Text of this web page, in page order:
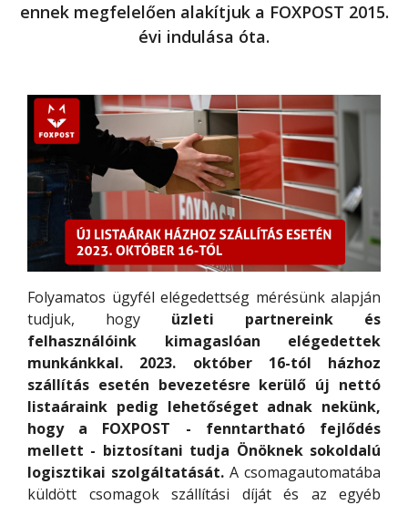
ennek megfelelően alakítjuk a FOXPOST 2015.
évi indulása óta.
Folyamatos ügyfél elégedettség mérésünk alapján
tudjuk, hogy üzleti partnereink és
felhasználóink kimagaslóan elégedettek
munkánkkal. 2023. október 16-tól házhoz
szállítás esetén bevezetésre kerülő új nettó
listaáraink pedig lehetőséget adnak nekünk,
hogy a FOXPOST - fenntartható fejlődés
mellett - biztosítani tudja Önöknek sokoldalú
logisztikai szolgáltatását. A csomagautomatába
küldött csomagok szállítási díját és az egyéb